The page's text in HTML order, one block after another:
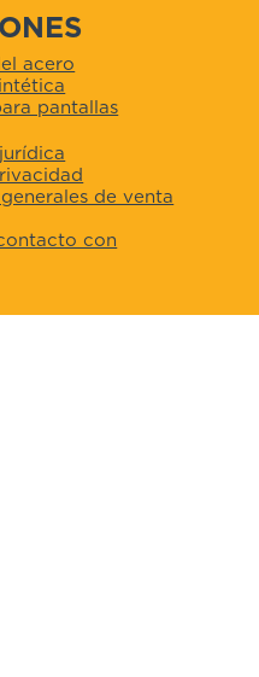
acero
pantallas
de venta
con